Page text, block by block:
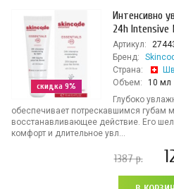
скидка 9%
Интенсивно
24h Intensive
Артикул:
Бренд:
Страна:
Объем:
10 мл
Глубоко
обеспечивает потрескавшимся губам
восстанавливающее действие. Его
комфорт и длительное увл...
1387р.